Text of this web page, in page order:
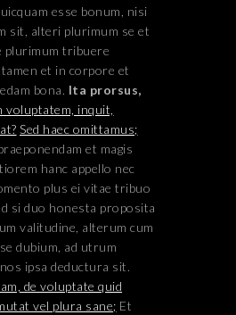
esse bonum, nisi
sit, alteri plurimum se et
plurimum tribuere
et in corpore et
bona. Ita prorsus,
voluptatem, inquit,
Sed haec omittamus;
et magis
hanc appello nec
plus ei vitae tribuo
si duo honesta proposita
valitudine, alterum cum
dubium, ad utrum
ipsa deductura sit.
de voluptate quid
vel plura sane; Et